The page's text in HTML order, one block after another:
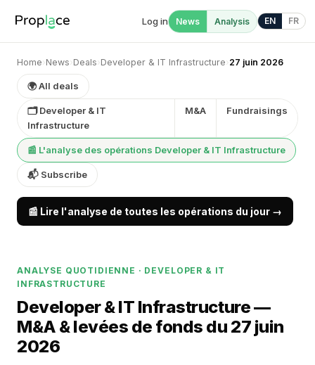
Log in News Analysis EN FR
Home› News› Deals› Developer & IT Infrastructure› 27 juin 2026
🌍 All deals
🗂 Developer & IT
Infrastructure
M&A Fundraisings
📰 L'analyse des opérations Developer & IT Infrastructure
📬 Subscribe
📰 Lire l'analyse de toutes les opérations du jour →
ANALYSE QUOTIDIENNE · DEVELOPER & IT
INFRASTRUCTURE
Developer & IT Infrastructure —
M&A & levées de fonds du 27 juin
2026